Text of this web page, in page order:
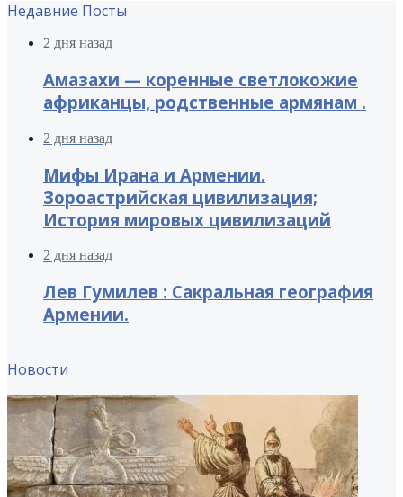
Недавние Посты
2 дня назад
Амазахи — коренные светлокожие
африканцы, родственные армянам .
2 дня назад
Мифы Ирана и Армении.
Зороастрийская цивилизация;
История мировых цивилизаций
2 дня назад
Лев Гумилев : Сакральная география
Армении.
Новости